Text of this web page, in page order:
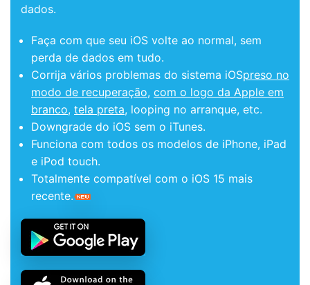
dados.
Faça com que seu iOS volte ao normal, sem
perda de dados em tudo.
Corrija vários problemas do sistema iOSpreso no
modo de recuperação, com o logo da Apple em
branco, tela preta, looping no arranque, etc.
Downgrade do iOS sem o iTunes.
Funciona com todos os modelos de iPhone, iPad
e iPod touch.
Totalmente compatível com o iOS 15 mais
recente.